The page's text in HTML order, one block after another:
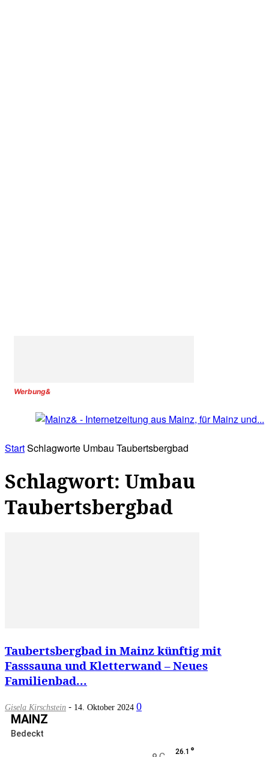
Werbung&
StartSchlagworte Umbau Taubertsbergbad
Schlagwort: Umbau
Taubertsbergbad
Taubertsbergbad in Mainz künftig mit
Fasssauna und Kletterwand – Neues
Familienbad...
Gisela Kirschstein - 14. Oktober 2024 0
MAINZ
Bedeckt
26.1 °